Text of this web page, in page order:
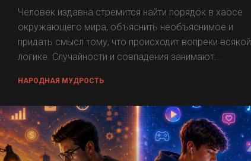
Человек издавна стремится найти порядок в хаосе
окружающего мира, объяснить необъяснимое и
придать смысл тому, что происходит вопреки всякой
логике. Случайности и совпадения занимают...
НАРОДНАЯ МУДРОСТЬ